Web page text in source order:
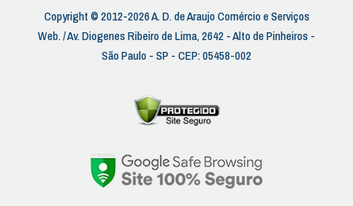
Copyright © 2012-2026 A. D. de Araujo Comércio e Serviços
Web. / Av. Diogenes Ribeiro de Lima, 2642 - Alto de Pinheiros -
São Paulo - SP - CEP: 05458-002